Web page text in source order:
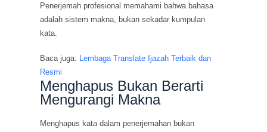
Penerjemah profesional memahami bahwa bahasa
adalah sistem makna, bukan sekadar kumpulan
kata.
Baca juga: Lembaga Translate Ijazah Terbaik dan
Resmi
Menghapus Bukan Berarti
Mengurangi Makna
Menghapus kata dalam penerjemahan bukan